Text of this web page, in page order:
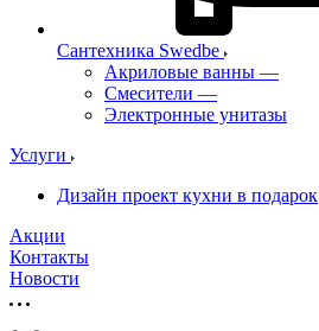
Сантехника Swedbe
Акриловые ванны —
Смесители —
Электронные унитазы
Услуги
Дизайн проект кухни в подарок
Акции
Контакты
Новости